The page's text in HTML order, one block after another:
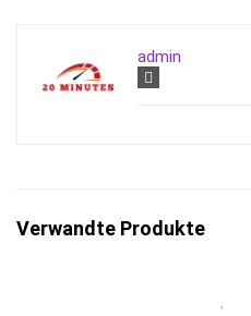
admin
Verwandte Produkte